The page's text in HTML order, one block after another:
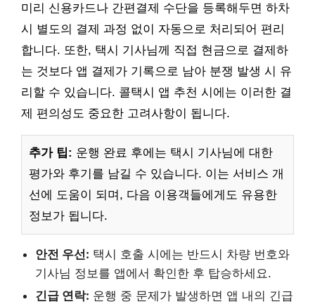
미리 신용카드나 간편결제 수단을 등록해두면 하차
시 별도의 결제 과정 없이 자동으로 처리되어 편리
합니다. 또한, 택시 기사님께 직접 현금으로 결제하
는 것보다 앱 결제가 기록으로 남아 분쟁 발생 시 유
리할 수 있습니다. 콜택시 앱 추천 시에는 이러한 결
제 편의성도 중요한 고려사항이 됩니다.
추가 팁: 운행 완료 후에는 택시 기사님에 대한
평가와 후기를 남길 수 있습니다. 이는 서비스 개
선에 도움이 되며, 다음 이용객들에게도 유용한
정보가 됩니다.
안전 우선: 택시 호출 시에는 반드시 차량 번호와
기사님 정보를 앱에서 확인한 후 탑승하세요.
긴급 연락: 운행 중 문제가 발생하면 앱 내의 긴급